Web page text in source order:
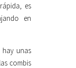
es
en
hay unas
combis